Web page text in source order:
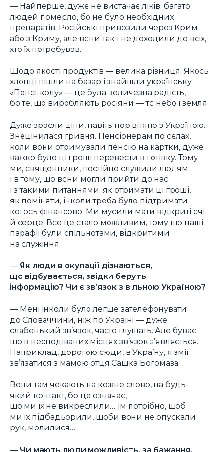
— Найперше, дуже не вистачає ліків: багато
людей померло, бо не було необхідних
препаратів. Російські привозили через Крим
або з Криму, але вони так і не доходили до всіх,
хто їх потребував.
Щодо якості продуктів — велика різниця. Якось
хлопці пішли на базар і знайшли українську
«Пепсі-колу» — це була величезна радість,
бо те, що виробляють росіяни — то небо і земля.
Дуже зросли ціни, навіть порівняно з Україною.
Знецінилася гривня. Пенсіонерам по селах,
коли вони отримували пенсію на картки, дуже
важко було ці гроші перевести в готівку. Тому
ми, священники, постійно служили людям
і в тому, що вони могли прийти до нас
і з такими питаннями: як отримати ці гроші,
як поміняти, інколи треба було підтримати
когось фінансово. Ми мусили мати відкриті очі
й серце. Все це стало можливим, тому що наші
парафії були спільнотами, відкритими
на служіння.
— Як люди в окупації дізнаються,
що відбувається, звідки беруть
інформацію? Чи є зв’язок з вільною Україною?
— Мені інколи було легше зателефонувати
до Словаччини, ніж по Україні — дуже
слабенький зв’язок, часто глушать. Але буває,
що в несподіваних місцях зв’язок з’являється.
Наприклад, дорогою сюди, в Україну, я зміг
зв’язатися з мамою отця Сашка Богомаза…
Вони там чекають на кожне слово, на будь-
який контакт, бо це означає,
що ми їх не викреслили… Їм потрібно, щоб
ми їх підбадьорили, щоби вони не опускали
рук, молилися…
— Чи мають люди можливість, за бажання,